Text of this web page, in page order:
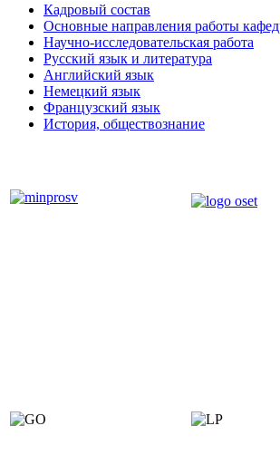
Кадровый состав
Основные направления работы
Научно-исследовательская работа
Русский язык и литература
Английский язык
Немецкий язык
Французский язык
История, обществознание